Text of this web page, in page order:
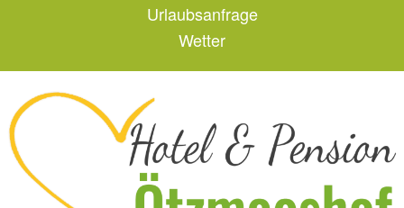
Urlaubsanfrage
Wetter